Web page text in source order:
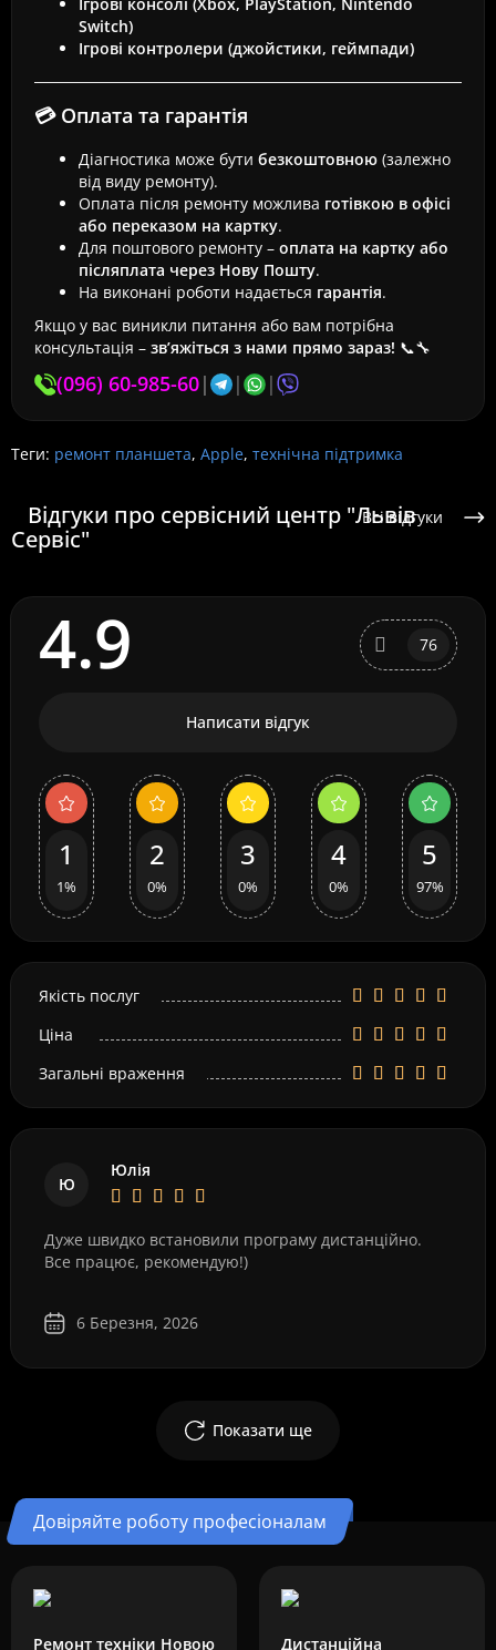
Switch)
Ігрові контролери (джойстики, геймпади)
💳 Оплата та гарантія
Діагностика може бути безкоштовною (залежно
від виду ремонту).
Оплата після ремонту можлива готівкою в офісі
або переказом на картку.
Для поштового ремонту – оплата на картку або
післяплата через Нову Пошту.
На виконані роботи надається гарантія.
Якщо у вас виникли питання або вам потрібна
консультація – зв’яжіться з нами прямо зараз! 📞🔧
(096) 60-985-60| | |
Теги: ремонт планшета, Apple, технічна підтримка
Відгуки про сервісний центр "Львів
Сервіс"
Всі відгуки
4.9 76
Написати відгук
1
1%
2
0%
3
0%
4
0%
5
97%
Якість послуг
Ціна
Загальні враження
Ю
Юлія
Дуже швидко встановили програму дистанційно.
Все працює, рекомендую!)
6 Березня, 2026
Показати ще
Довіряйте роботу професіоналам
Ремонт техніки Новою
Дистанційна